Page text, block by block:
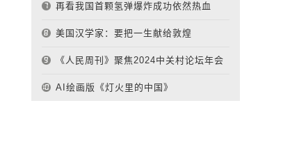
再看我国首颗氢弹爆炸成功依然热血
美国汉学家：要把一生献给敦煌
《人民周刊》聚焦2024中关村论坛年会
AI绘画版《灯火里的中国》